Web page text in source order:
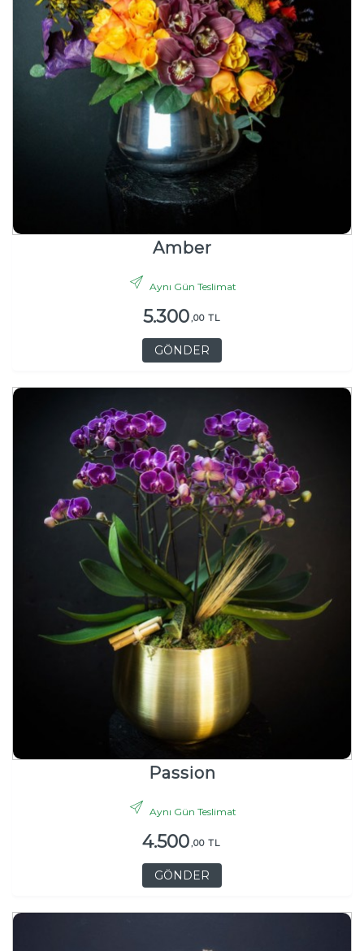
Amber
Aynı Gün Teslimat
5.300,00 TL
GÖNDER
Passion
Aynı Gün Teslimat
4.500,00 TL
GÖNDER